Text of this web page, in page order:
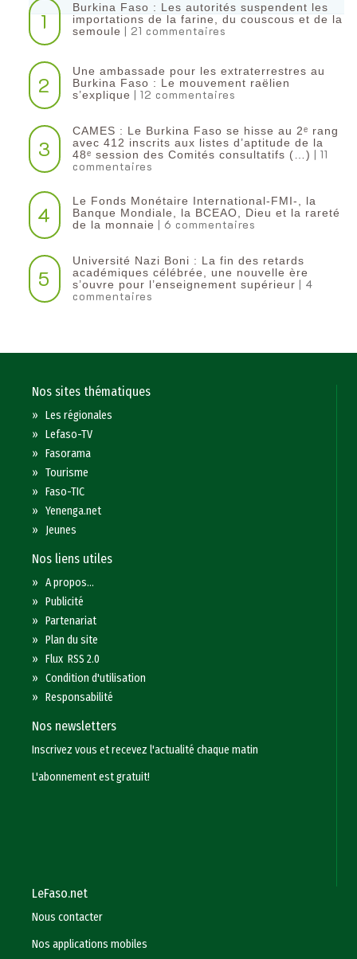
1
Burkina Faso : Les autorités suspendent les
importations de la farine, du couscous et de la
semoule | 21 commentaires
2
Une ambassade pour les extraterrestres au
Burkina Faso : Le mouvement raëlien
s’explique | 12 commentaires
3
CAMES : Le Burkina Faso se hisse au 2ᵉ rang
avec 412 inscrits aux listes d’aptitude de la
48ᵉ session des Comités consultatifs (…) | 11
commentaires
4
Le Fonds Monétaire International-FMI-, la
Banque Mondiale, la BCEAO, Dieu et la rareté
de la monnaie | 6 commentaires
5
Université Nazi Boni : La fin des retards
académiques célébrée, une nouvelle ère
s’ouvre pour l’enseignement supérieur | 4
commentaires
Nos sites thématiques
»Les régionales
»Lefaso-TV
»Fasorama
»Tourisme
»Faso-TIC
»Yenenga.net
» Jeunes
Nos liens utiles
»A propos...
»Publicité
»Partenariat
»Plan du site
»Flux RSS 2.0
»Condition d'utilisation
»Responsabilité
Nos newsletters
Inscrivez vous et recevez l'actualité chaque matin
L'abonnement est gratuit!
LeFaso.net
Nous contacter
Nos applications mobiles